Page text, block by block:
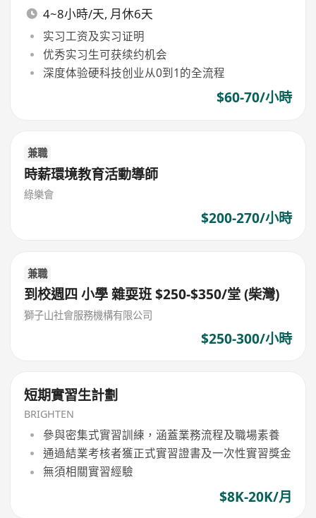
4~8小時/天, 月休6天
实习工资及实习证明
优秀实习生可获续约机会
深度体验硬科技创业从0到1的全流程
$60-70/小時
兼職
時薪環境教育活動導師
綠樂會
$200-270/小時
兼職
到校週四 小學 雜耍班 $250-$350/堂 (柴灣)
獅子山社會服務機構有限公司
$250-300/小時
短期實習生計劃
BRIGHTEN
參與密集式實習訓練，涵蓋業務流程及職場素養
通過結業考核者獲正式實習證書及一次性實習獎金
無須相關實習經驗
$8K-20K/月